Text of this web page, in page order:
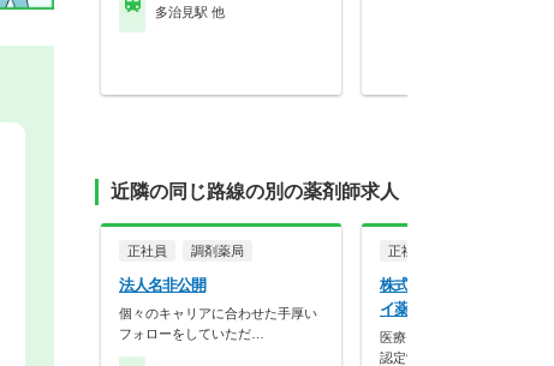
多治見駅 他
近隣の同じ路線の別の薬剤師求人
正社員 調剤薬局
法人名非公開
個々のキャリアに合わせた手厚い
フォローをしていただ…
正社員
株式会社アイセイ薬局
イ薬局 金岡店
医療モール型を全国展開！研
認定制度が整い、年間…